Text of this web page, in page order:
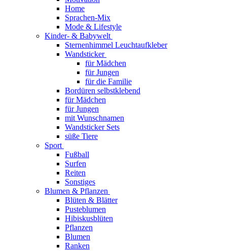
Home
Sprachen-Mix
Mode & Lifestyle
Kinder- & Babywelt
Sternenhimmel Leuchtaufkleber
Wandsticker
für Mädchen
für Jungen
für die Familie
Bordüren selbstklebend
für Mädchen
für Jungen
mit Wunschnamen
Wandsticker Sets
süße Tiere
Sport
Fußball
Surfen
Reiten
Sonstiges
Blumen & Pflanzen
Blüten & Blätter
Pusteblumen
Hibiskusblüten
Pflanzen
Blumen
Ranken